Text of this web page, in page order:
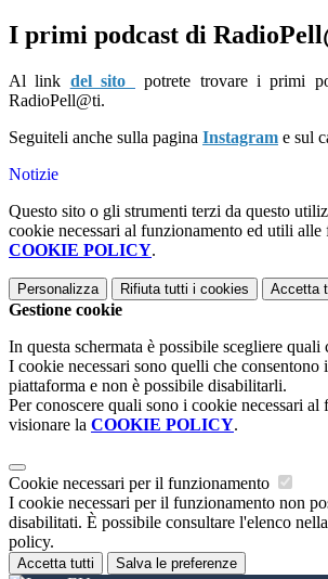
I primi podcast di
Al link del sito
potrete trovare i primi
RadioPell@ti.
Seguiteli anche sulla pagina Instagram e sul
Notizie
Questo sito o gli strumenti terzi da questo
cookie necessari al funzionamento ed utili
COOKIE POLICY.
Personalizza Rifiuta tutti i cookies Accetta
Gestione cookie
In questa schermata è possibile scegliere quali
I cookie necessari sono quelli che consentono
piattaforma e non è possibile disabilitarli.
Per conoscere quali sono i cookie necessari al
visionare la COOKIE POLICY.
Cookie necessari per il funzionamento
I cookie necessari per il funzionamento non
disabilitati. È possibile consultare l'elenco
policy.
Accetta tutti Salva le preferenze